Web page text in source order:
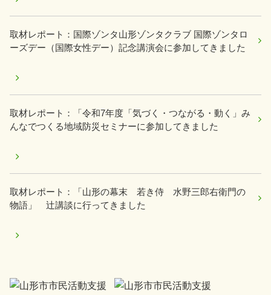
取材レポート：国際ゾンタ山形ゾンタクラブ 国際ゾンタロ
ーズデー（国際女性デー）記念講演会に参加してきました
取材レポート：「令和7年度「気づく・つながる・動く」み
んなでつくる地域防災セミナーに参加してきました
取材レポート：「山形の幕末 若き侍 水野三郎右衛門の
物語」 辻講談に行ってきました